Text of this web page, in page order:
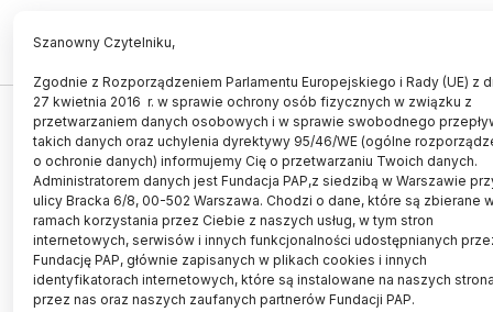
ŚWIAT
Fale gorąca mogą dotykać setek
milionów ludzi rocznie
01.07.2022
aktualizacja: 01.07.2022
2 minuty czytania
Szanowny Czytelniku,
Zgodnie z Rozporządzeniem Parlamentu Europejskiego i Rady (UE) z
27 kwietnia 2016 r. w sprawie ochrony osób fizycznych w związku z
przetwarzaniem danych osobowych i w sprawie swobodnego
takich danych oraz uchylenia dyrektywy 95/46/WE (ogólne
o ochronie danych) informujemy Cię o przetwarzaniu Twoich danych.
Administratorem danych jest Fundacja PAP,z siedzibą w Warszawie
ulicy Bracka 6/8, 00-502 Warszawa. Chodzi o dane, które są zbierane
ramach korzystania przez Ciebie z naszych usług, w tym stron
internetowych, serwisów i innych funkcjonalności udostępnianych
Fundację PAP, głównie zapisanych w plikach cookies i innych
identyfikatorach internetowych, które są instalowane na naszych
przez nas oraz naszych zaufanych partnerów Fundacji PAP.